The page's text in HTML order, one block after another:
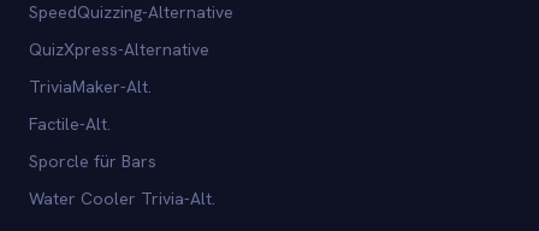
SpeedQuizzing-Alternative
QuizXpress-Alternative
TriviaMaker-Alt.
Factile-Alt.
Sporcle für Bars
Water Cooler Trivia-Alt.